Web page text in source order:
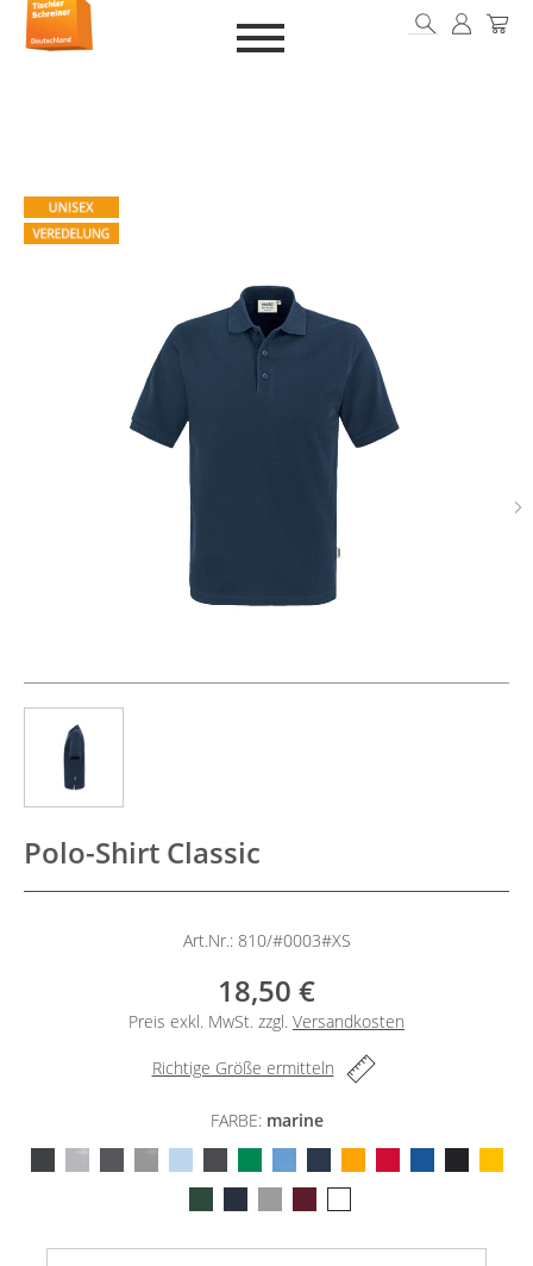
Polo-Shirt Classic
Art.Nr.: 810/#0003#XS
18,50 €
Preis exkl. MwSt. zzgl. Versandkosten
Richtige Größe ermitteln
FARBE: marine